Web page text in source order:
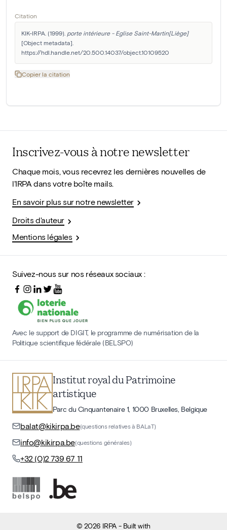
Citation
KIK-IRPA. (1999). porte intérieure - Eglise Saint-Martin[Liège]
[Object metadata].
https://hdl.handle.net/20.500.14037/object.10109520
Copier la citation
Inscrivez-vous à notre newsletter
Chaque mois, vous recevrez les dernières nouvelles de
l'IRPA dans votre boîte mails.
En savoir plus sur notre newsletter
Droits d'auteur
Mentions légales
Suivez-nous sur nos réseaux sociaux :
Avec le support de DIGIT, le programme de numérisation de la
Politique scientifique fédérale (BELSPO)
Institut royal du Patrimoine
artistique
Parc du Cinquantenaire 1, 1000 Bruxelles, Belgique
balat@kikirpa.be(questions relatives à BALaT)
info@kikirpa.be(questions générales)
+32 (0)2 739 67 11
©2026 IRPA- Built with